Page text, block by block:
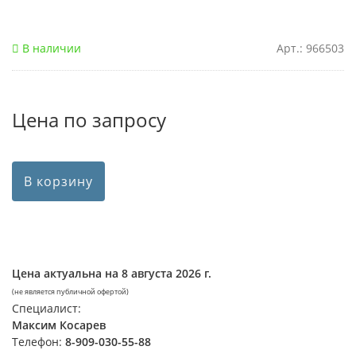
В наличии Арт.: 966503
Цена по запросу
В корзину
Цена актуальна на 8 августа 2026 г.
(не является публичной офертой)
Специалист:
Максим Косарев
Телефон: 8-909-030-55-88